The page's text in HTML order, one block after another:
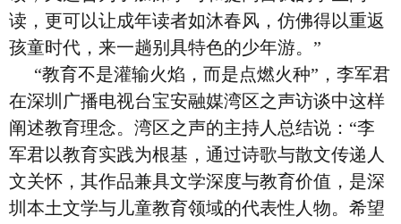
读，更可以让成年读者如沐春风，仿佛得以重返
孩童时代，来一趟别具特色的少年游。”
“教育不是灌输火焰，而是点燃火种”，李军君
在深圳广播电视台宝安融媒湾区之声访谈中这样
阐述教育理念。湾区之声的主持人总结说：“李
军君以教育实践为根基，通过诗歌与散文传递人
文关怀，其作品兼具文学深度与教育价值，是深
圳本土文学与儿童教育领域的代表性人物。希望